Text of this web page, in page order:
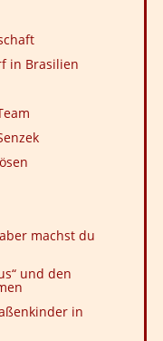
in Brasilien
machst du
und den
in